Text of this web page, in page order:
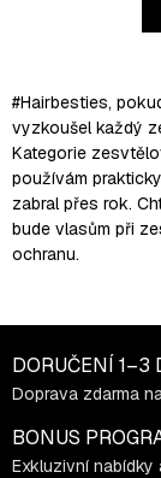
#Hairbesties,
vyzkoušel každý
Kategorie
používám
zabral přes rok.
bude vlasům při
ochranu.
DORUČENÍ 1–3
Doprava zdarma
BONUS
Exkluzivní nabídky